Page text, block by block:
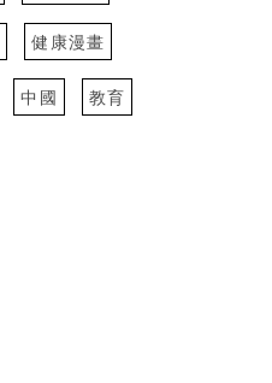
健康漫畫
中國 教育